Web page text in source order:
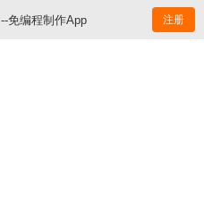
--免编程制作App 注册